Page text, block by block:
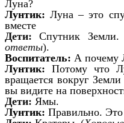
Луна?
Лунтик:Луна – это
вместе
Дети:Спутник Земли.
ответы).
Воспитатель: А почему
Лунтик: Потому что
вращается вокруг
вы видите на
Дети: Ямы.
Лунтик: Правильно.